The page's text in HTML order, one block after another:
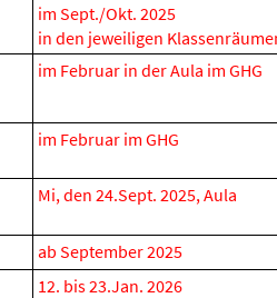
im Sept./Okt. 2025
in den jeweiligen
im Februar in der Aula im GHG
im Februar im GHG
Mi, den 24.Sept. 2025, Aula
ab September 2025
12. bis 23.Jan. 2026